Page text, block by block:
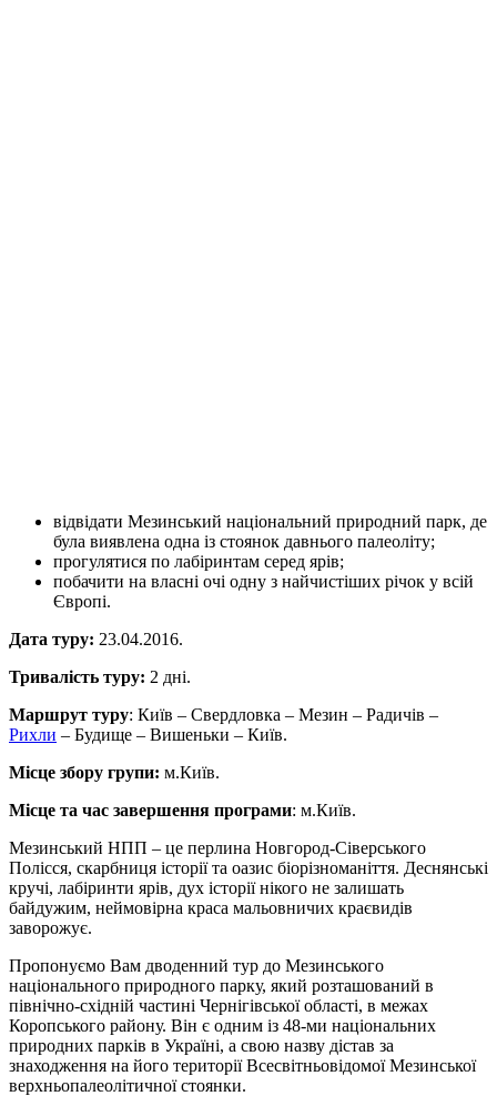
відвідати Мезинський національний природний парк, де
була виявлена одна із стоянок давнього палеоліту;
прогулятися по лабіринтам серед ярів;
побачити на власні очі одну з найчистіших річок у всій
Європі.
Дата туру: 23.04.2016.
Тривалість туру: 2 дні.
Маршрут туру: Київ – Свердловка – Мезин – Радичів –
Рихли – Будище – Вишеньки – Київ.
Місце збору групи: м.Київ.
Місце та час завершення програми: м.Київ.
Мезинський НПП – це перлина Новгород-Сіверського
Полісся, скарбниця історії та оазис біорізноманіття. Деснянські
кручі, лабіринти ярів, дух історії нікого не залишать
байдужим, неймовірна краса мальовничих краєвидів
заворожує.
Пропонуємо Вам дводенний тур до Мезинського
національного природного парку, який розташований в
північно-східній частині Чернігівської області, в межах
Коропського району. Він є одним із 48-ми національних
природних парків в Україні, а свою назву дістав за
знаходження на його території Всесвітньовідомої Мезинської
верхньопалеолітичної стоянки.